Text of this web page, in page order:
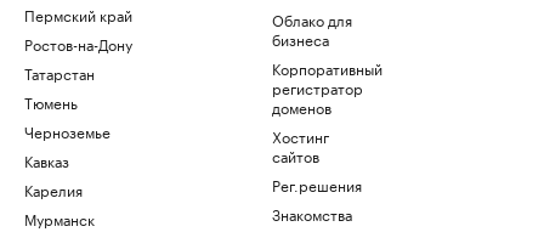
Пермский край
Ростов-на-Дону
Татарстан
Тюмень
Черноземье
Кавказ
Карелия
Мурманск
Облако для
бизнеса
Корпоративный
регистратор
доменов
Хостинг
сайтов
Рег.решения
Знакомства